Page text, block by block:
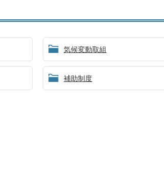
気候変動取組
補助制度